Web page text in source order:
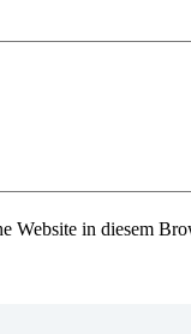
Website in diesem